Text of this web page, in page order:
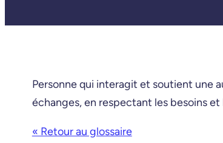
Personne qui interagit et soutient une
échanges, en respectant les besoins
« Retour au glossaire